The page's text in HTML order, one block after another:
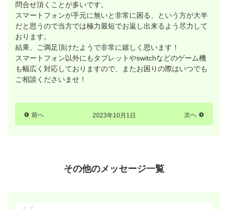
問合せ頂くことが多いです。
スマートフォンが手元に無いと非常に困る、という方が大半
だと思うので当方では極力最短でお返し出来るよう尽力して
おります。
結果、ご満足頂けたようで非常に嬉しく思います！
スマートフォン以外にもタブレットやswitchなどのゲーム機
も幅広く対応しておりますので、またお困りの際はいつでも
ご相談くださいませ！
2023年10月1日
前へ 次へ
その他のメッセージ一覧